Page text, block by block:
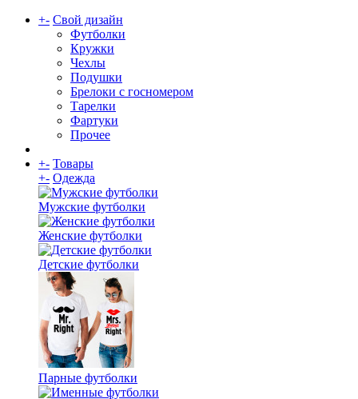
+- Свой дизайн
Футболки
Кружки
Чехлы
Подушки
Брелоки с госномером
Тарелки
Фартуки
Прочее
+- Товары
+- Одежда
Мужские футболки
Женские футболки
Детские футболки
Парные футболки